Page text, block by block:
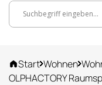
Suchbegriff,
Start Wohnen
OLPHACTORY